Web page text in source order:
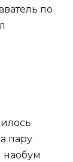
по
пару